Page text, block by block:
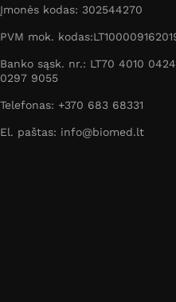
Įmonės kodas: 302544270
PVM mok.
Banko sąsk. nr.: LT70 4010 0424
0297 9055
Telefonas: +370 683 68331
El. paštas: info@biomed.lt